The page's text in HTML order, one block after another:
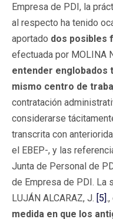
Empresa de PDI, la
al respecto ha tenido
aportado dos posibles
efectuada por MOLINA
entender englobados
mismo centro de
contratación
considerarse
transcrita con
el EBEP-, y las
Junta de Personal de
de Empresa de PDI. La
LUJÁN ALCARAZ, J. [5]
medida en que los